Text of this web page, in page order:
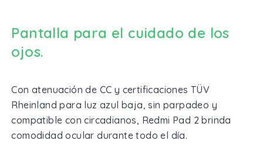
Pantalla para el cuidado de los
ojos.
Con atenuación de CC y certificaciones TÜV
Rheinland para luz azul baja, sin parpadeo y
compatible con circadianos, Redmi Pad 2 brinda
comodidad ocular durante todo el día.